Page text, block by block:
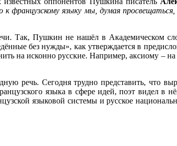
к французскому языку мы, думая
Так, Пушкин не нашёл в Академическом
без нужды», как утверждается в
на исконно русские. Например, аксиому –
речь. Сегодня трудно представить, что
языка в сфере идей, поэт видел
языковой системы и русское